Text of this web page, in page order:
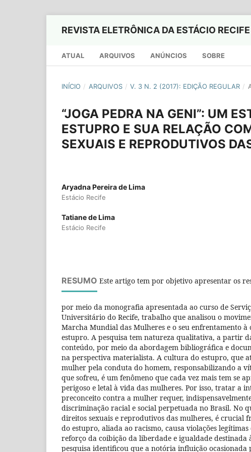
REVISTA ELETRÔNICA DA ESTÁCIO RECIFE
ATUAL ARQUIVOS ANÚNCIOS SOBRE
INÍCIO / ARQUIVOS / V. 3 N. 2 (2017): EDIÇÃO REGULAR /
“JOGA PEDRA NA GENI”: UM
ESTUPRO E SUA RELAÇÃO
SEXUAIS E REPRODUTIVOS
Aryadna Pereira de Lima
Estácio Recife
Tatiane de Lima
Estácio Recife
RESUMO Este artigo tem por objetivo apresentar os
por meio da monografia apresentada ao curso de
Universitário do Recife, trabalho que analisou o
Marcha Mundial das Mulheres e o seu enfrentamento
estupro. A pesquisa tem natureza qualitativa, a partir
conteúdo, por meio da abordagem bibliográfica e
na perspectiva materialista. A cultura do estupro, que
mulher pela conduta do homem, responsabilizando a
que sofreu, é um fenômeno que cada vez mais tem se
perigoso e letal à vida das mulheres. Por isso, tratar a
preconceito contra a mulher requer,
discriminação racial e social perpetuada no Brasil. No
direitos sexuais e reprodutivos das mulheres, é crucial
do estupro, aliada ao racismo, causa violações
reforço da coibição da liberdade e igualdade destinada
pesquisa identificou que a notória influição ocasionada